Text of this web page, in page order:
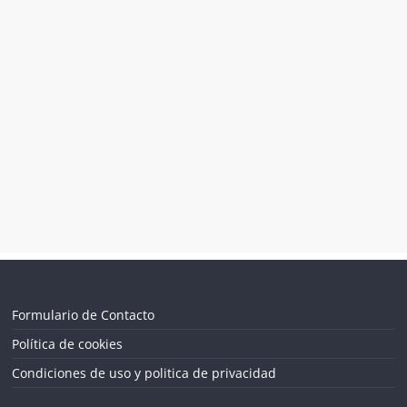
Formulario de Contacto
Política de cookies
Condiciones de uso y politica de privacidad